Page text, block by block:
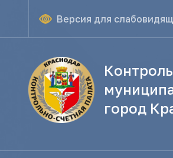
Версия для
город